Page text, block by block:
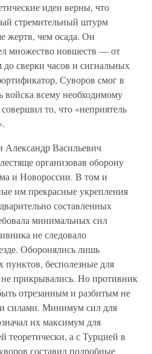
идеи верны, что
стремительный штурм
жертв, чем осада. Он
множество новшеств — от
до сверки часов и сигнальных
Суворов смог в
войска всему необходимому
то, что «неприятель
Васильевич
организовав оборону
и Новороссии. В том и
им прекрасные укрепления
составленных
минимальных сил
не следовало
Оборонялись лишь
пунктов, бесполезные для
не прикрывались. Но противник
отрезанным и разбитым не
силами. Минимум сил для
их максимум для
а с Турцией в
составил подробные